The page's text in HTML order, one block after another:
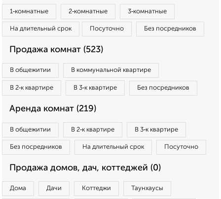
1‑комнатные 2‑комнатные 3‑комнатные
На длительный срок Посуточно Без посредников
Продажа комнат (523)
В общежитии В коммунальной квартире
В 2‑к квартире В 3‑к квартире Без посредников
Аренда комнат (219)
В общежитии В 2‑к квартире В 3‑к квартире
Без посредников На длительный срок Посуточно
Продажа домов, дач, коттеджей (0)
Дома Дачи Коттеджи Таунхаусы